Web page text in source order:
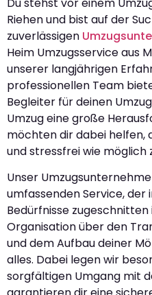
Riehen und bist auf der
zuverlässigen
Heim Umzugsservice aus
unserer langjährigen
professionellen Team
Begleiter für deinen
Umzug eine große
möchten dir dabei helfen,
und stressfrei wie möglich
Unser
umfassenden Service, der
Bedürfnisse
Organisation über den
und dem Aufbau deiner
alles. Dabei legen wir
sorgfältigen Umgang mit